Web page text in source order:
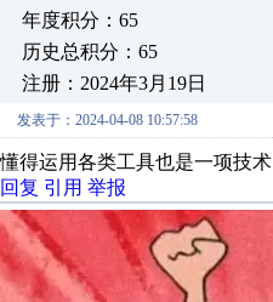
年度积分：65
历史总积分：65
注册：2024年3月19日
发表于：2024-04-08 10:57:58
懂得运用各类工具也是一项技术
回复 引用 举报